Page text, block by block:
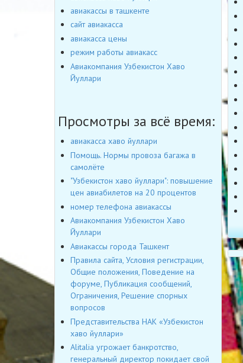
авиакассы в ташкенте
сайт авиакасса
авиакасса цены
режим работы авиакасс
Авиакомпания Узбекистон Хаво
Йуллари
Просмотры за всё время:
авиакасса хаво йуллари
Помощь. Нормы провоза багажа в
самолёте
"Узбекистон хаво йуллари": повышение
цен авиабилетов на 20 процентов
номер телефона авиакассы
Авиакомпания Узбекистон Хаво
Йуллари
Авиакассы города Ташкент
Правила сайта, Условия регистрации,
Общие положения, Поведение на
форуме, Публикация сообщений,
Ограничения, Решение спорных
вопросов
Представительства НАК «Узбекистон
хаво йуллари»
Alitalia угрожает банкротство,
генеральный директор покидает свой